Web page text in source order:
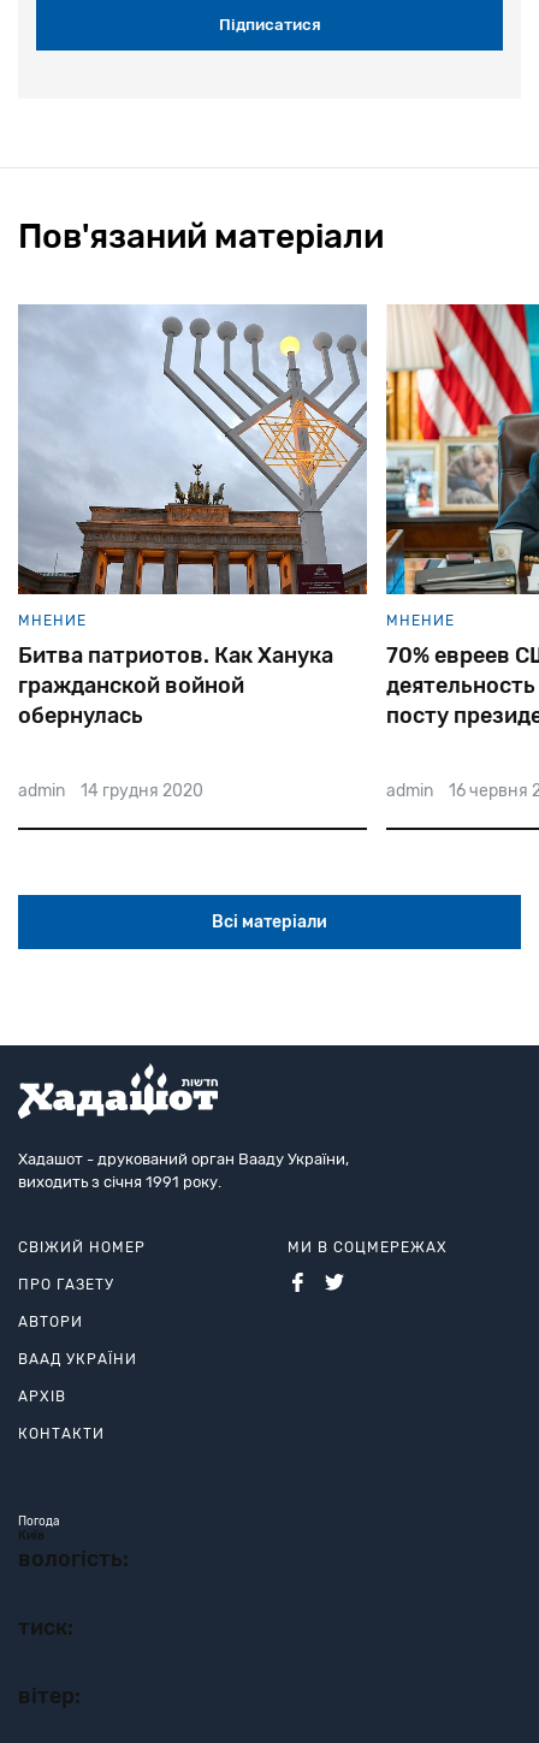
Пов'язаний матеріали
МНЕНИЕ
Битва патриотов. Как Ханука
гражданской войной
обернулась
admin 14 грудня 2020
МНЕНИЕ
70% евреев
посту
admin 16 червня
Всі матеріали
Хадашот - друкований орган Вааду України,
виходить з січня 1991 року.
СВІЖИЙ НОМЕР
ПРО ГАЗЕТУ
АВТОРИ
ВААД УКРАЇНИ
АРХІВ
КОНТАКТИ
МИ В СОЦМЕРЕЖАХ
Погода
Київ
вологість:
тиск:
вітер: